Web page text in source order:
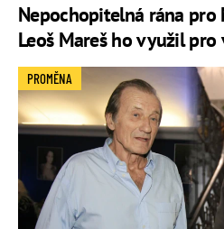
Nepochopitelná rána pro
Leoš Mareš ho využil
PROMĚNA